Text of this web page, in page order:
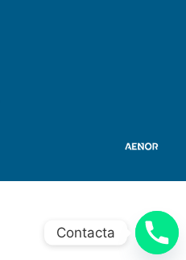
Contacta